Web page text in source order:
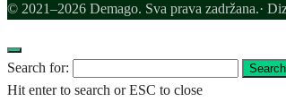
© 2021–2026 Demago. Sva prava zadržana.·
Search for: Search
Hit enter to search or ESC to close